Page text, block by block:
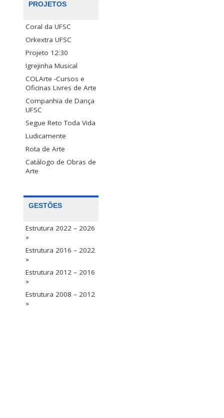
PROJETOS
Coral da UFSC
Orkextra UFSC
Projeto 12:30
Igrejinha Musical
COLArte -Cursos e
Oficinas Livres de Arte
Companhia de Dança
UFSC
Segue Reto Toda Vida
Ludicamente
Rota de Arte
Catálogo de Obras de
Arte
GESTÕES
Estrutura 2022 – 2026
»
Estrutura 2016 – 2022
»
Estrutura 2012 – 2016
»
Estrutura 2008 – 2012
»